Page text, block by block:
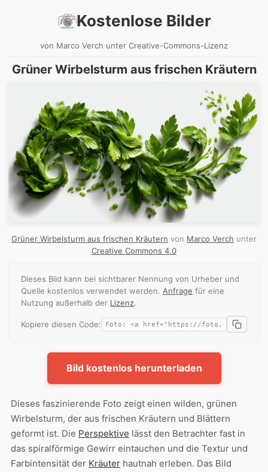
Kostenlose Bilder
von Marco Verch unter Creative-Commons-Lizenz
Grüner Wirbelsturm aus frischen Kräutern
Grüner Wirbelsturm aus frischen Kräutern von Marco Verch unter
Creative Commons 4.0
Dieses Bild kann bei sichtbarer Nennung von Urheber und
Quelle kostenlos verwendet werden. Anfrage für eine
Nutzung außerhalb der Lizenz.
Kopiere diesen Code:
Bild kostenlos herunterladen
Dieses faszinierende Foto zeigt einen wilden, grünen
Wirbelsturm, der aus frischen Kräutern und Blättern
geformt ist. Die Perspektive lässt den Betrachter fast in
das spiralförmige Gewirr eintauchen und die Textur und
Farbintensität der Kräuter hautnah erleben. Das Bild